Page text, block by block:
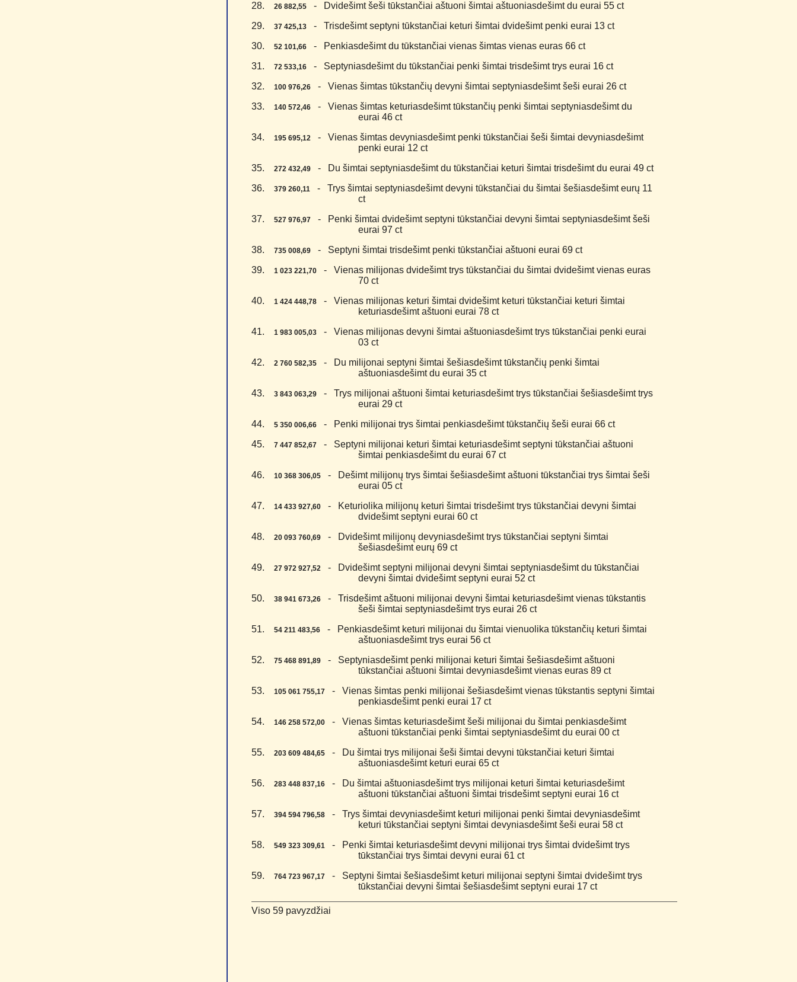
28.
26 882,55
- Dvidešimt šeši tūkstančiai aštuoni šimtai aštuoniasdešimt du eurai 55 ct
29.
37 425,13
- Trisdešimt septyni tūkstančiai keturi šimtai dvidešimt penki eurai 13 ct
30.
52 101,66
- Penkiasdešimt du tūkstančiai vienas šimtas vienas euras 66 ct
31.
72 533,16
- Septyniasdešimt du tūkstančiai penki šimtai trisdešimt trys eurai 16 ct
32.
100 976,26
- Vienas šimtas tūkstančių devyni šimtai septyniasdešimt šeši eurai 26 ct
33.
140 572,46
- Vienas šimtas keturiasdešimt tūkstančių penki šimtai septyniasdešimt du
eurai 46 ct
34.
195 695,12
- Vienas šimtas devyniasdešimt penki tūkstančiai šeši šimtai devyniasdešimt
penki eurai 12 ct
35.
272 432,49
- Du šimtai septyniasdešimt du tūkstančiai keturi šimtai trisdešimt du eurai 49 ct
36.
379 260,11
- Trys šimtai septyniasdešimt devyni tūkstančiai du šimtai šešiasdešimt eurų 11
ct
37.
527 976,97
- Penki šimtai dvidešimt septyni tūkstančiai devyni šimtai septyniasdešimt šeši
eurai 97 ct
38.
735 008,69
- Septyni šimtai trisdešimt penki tūkstančiai aštuoni eurai 69 ct
39.
1 023 221,70
- Vienas milijonas dvidešimt trys tūkstančiai du šimtai dvidešimt vienas euras
70 ct
40.
1 424 448,78
- Vienas milijonas keturi šimtai dvidešimt keturi tūkstančiai keturi šimtai
keturiasdešimt aštuoni eurai 78 ct
41.
1 983 005,03
- Vienas milijonas devyni šimtai aštuoniasdešimt trys tūkstančiai penki eurai
03 ct
42.
2 760 582,35
- Du milijonai septyni šimtai šešiasdešimt tūkstančių penki šimtai
aštuoniasdešimt du eurai 35 ct
43.
3 843 063,29
- Trys milijonai aštuoni šimtai keturiasdešimt trys tūkstančiai šešiasdešimt trys
eurai 29 ct
44.
5 350 006,66
- Penki milijonai trys šimtai penkiasdešimt tūkstančių šeši eurai 66 ct
45.
7 447 852,67
- Septyni milijonai keturi šimtai keturiasdešimt septyni tūkstančiai aštuoni
šimtai penkiasdešimt du eurai 67 ct
46.
10 368 306,05
- Dešimt milijonų trys šimtai šešiasdešimt aštuoni tūkstančiai trys šimtai šeši
eurai 05 ct
47.
14 433 927,60
- Keturiolika milijonų keturi šimtai trisdešimt trys tūkstančiai devyni šimtai
dvidešimt septyni eurai 60 ct
48.
20 093 760,69
- Dvidešimt milijonų devyniasdešimt trys tūkstančiai septyni šimtai
šešiasdešimt eurų 69 ct
49.
27 972 927,52
- Dvidešimt septyni milijonai devyni šimtai septyniasdešimt du tūkstančiai
devyni šimtai dvidešimt septyni eurai 52 ct
50.
38 941 673,26
- Trisdešimt aštuoni milijonai devyni šimtai keturiasdešimt vienas tūkstantis
šeši šimtai septyniasdešimt trys eurai 26 ct
51.
54 211 483,56
- Penkiasdešimt keturi milijonai du šimtai vienuolika tūkstančių keturi šimtai
aštuoniasdešimt trys eurai 56 ct
52.
75 468 891,89
- Septyniasdešimt penki milijonai keturi šimtai šešiasdešimt aštuoni
tūkstančiai aštuoni šimtai devyniasdešimt vienas euras 89 ct
53.
105 061 755,17
- Vienas šimtas penki milijonai šešiasdešimt vienas tūkstantis septyni šimtai
penkiasdešimt penki eurai 17 ct
54.
146 258 572,00
- Vienas šimtas keturiasdešimt šeši milijonai du šimtai penkiasdešimt
aštuoni tūkstančiai penki šimtai septyniasdešimt du eurai 00 ct
55.
203 609 484,65
- Du šimtai trys milijonai šeši šimtai devyni tūkstančiai keturi šimtai
aštuoniasdešimt keturi eurai 65 ct
56.
283 448 837,16
- Du šimtai aštuoniasdešimt trys milijonai keturi šimtai keturiasdešimt
aštuoni tūkstančiai aštuoni šimtai trisdešimt septyni eurai 16 ct
57.
394 594 796,58
- Trys šimtai devyniasdešimt keturi milijonai penki šimtai devyniasdešimt
keturi tūkstančiai septyni šimtai devyniasdešimt šeši eurai 58 ct
58.
549 323 309,61
- Penki šimtai keturiasdešimt devyni milijonai trys šimtai dvidešimt trys
tūkstančiai trys šimtai devyni eurai 61 ct
59.
764 723 967,17
- Septyni šimtai šešiasdešimt keturi milijonai septyni šimtai dvidešimt trys
tūkstančiai devyni šimtai šešiasdešimt septyni eurai 17 ct
Viso 59 pavyzdžiai